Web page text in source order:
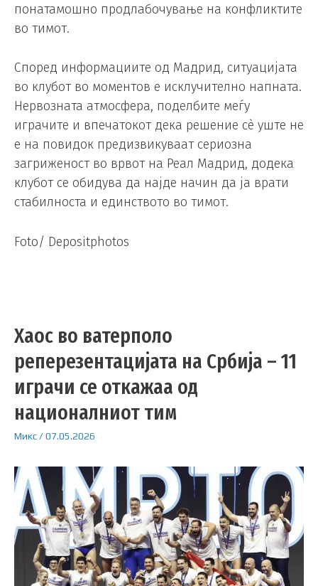
понатамошно продлабочување на конфликтите
во тимот.
Според информациите од Мадрид, ситуацијата
во клубот во моментов е исклучително напната.
Нервозната атмосфера, поделбите меѓу
играчите и впечатокот дека решение сè уште не
е на повидок предизвикуваат сериозна
загриженост во врвот на Реал Мадрид, додека
клубот се обидува да најде начин да ја врати
стабилноста и единството во тимот.
Foto/ Depositphotos
Хаос во ватерполо
реперезентацијата на Србија – 11
играчи се откажаа од
националниот тим
Микс/07.05.2026